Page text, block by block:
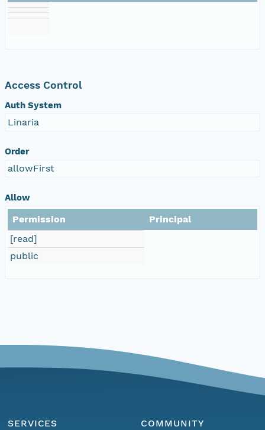
Access Control
Auth System
Linaria
Order
allowFirst
Allow
Permission
Principal
[read]
public
SERVICES
COMMUNITY